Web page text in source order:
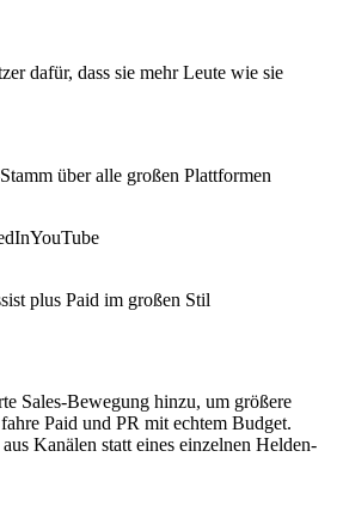
dafür, dass sie mehr Leute wie sie
über alle großen Plattformen
YouTube
plus Paid im großen Stil
Sales-Bewegung hinzu, um größere
Paid und PR mit echtem Budget.
Kanälen statt eines einzelnen Helden-